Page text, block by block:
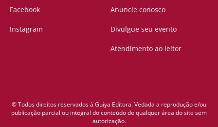
Facebook
Instagram
Anuncie conosco
Divulgue seu evento
Atendimento ao leitor
© Todos direitos reservados à Guiya Editora. Vedada a reprodução e/ou
publicação parcial ou integral do conteúdo de qualquer área do site sem
autorização.